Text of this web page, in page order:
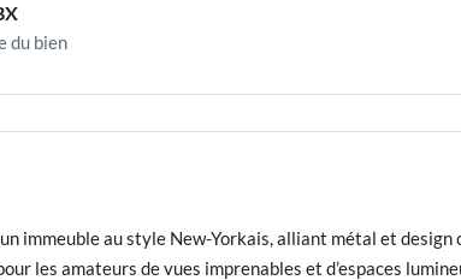
du bien
immeuble au style New-Yorkais, alliant métal et design
les amateurs de vues imprenables et d’espaces